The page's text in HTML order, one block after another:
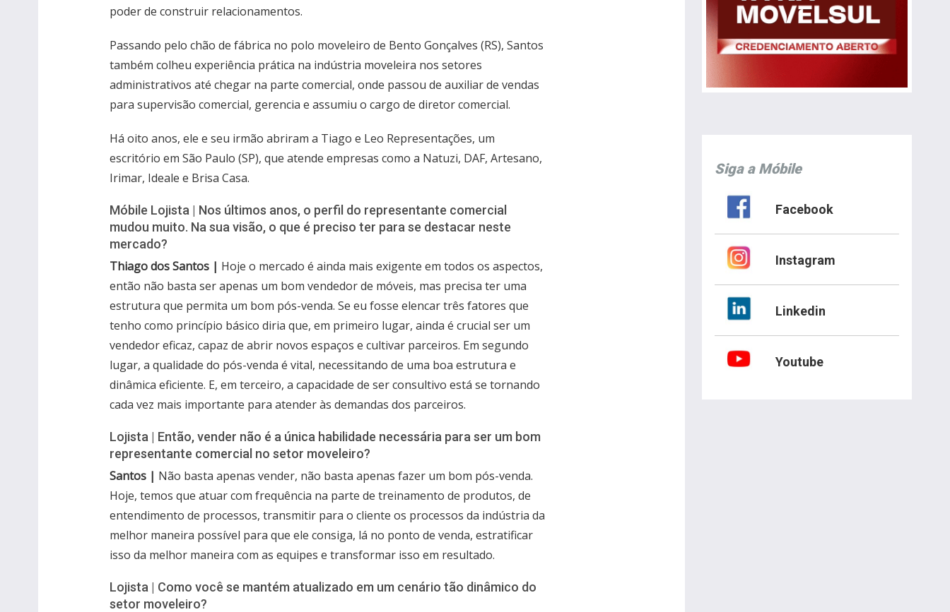
poder de construir relacionamentos.
Passando pelo chão de fábrica no polo moveleiro de Bento Gonçalves (RS), Santos
também colheu experiência prática na indústria moveleira nos setores
administrativos até chegar na parte comercial, onde passou de auxiliar de vendas
para supervisão comercial, gerencia e assumiu o cargo de diretor comercial.
Há oito anos, ele e seu irmão abriram a Tiago e Leo Representações, um
escritório em São Paulo (SP), que atende empresas como a Natuzi, DAF, Artesano,
Irimar, Ideale e Brisa Casa.
Móbile Lojista | Nos últimos anos, o perfil do representante comercial
mudou muito. Na sua visão, o que é preciso ter para se destacar neste
mercado?
Thiago dos Santos | Hoje o mercado é ainda mais exigente em todos os aspectos,
então não basta ser apenas um bom vendedor de móveis, mas precisa ter uma
estrutura que permita um bom pós-venda. Se eu fosse elencar três fatores que
tenho como princípio básico diria que, em primeiro lugar, ainda é crucial ser um
vendedor eficaz, capaz de abrir novos espaços e cultivar parceiros. Em segundo
lugar, a qualidade do pós-venda é vital, necessitando de uma boa estrutura e
dinâmica eficiente. E, em terceiro, a capacidade de ser consultivo está se tornando
cada vez mais importante para atender às demandas dos parceiros.
Lojista | Então, vender não é a única habilidade necessária para ser um bom
representante comercial no setor moveleiro?
Santos | Não basta apenas vender, não basta apenas fazer um bom pós-venda.
Hoje, temos que atuar com frequência na parte de treinamento de produtos, de
entendimento de processos, transmitir para o cliente os processos da indústria da
melhor maneira possível para que ele consiga, lá no ponto de venda, estratificar
isso da melhor maneira com as equipes e transformar isso em resultado.
Lojista | Como você se mantém atualizado em um cenário tão dinâmico do
setor moveleiro?
Siga a Móbile
Facebook
Instagram
Linkedin
Youtube